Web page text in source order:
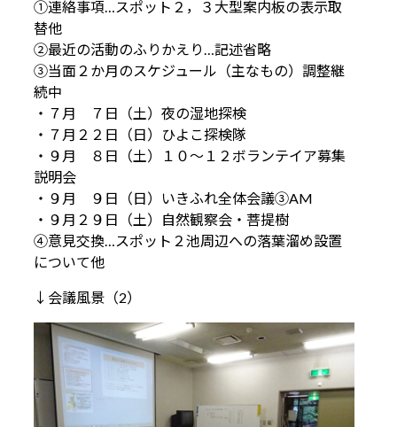
①連絡事項…スポット２，３大型案内板の表示取
替他
②最近の活動のふりかえり…記述省略
③当面２か月のスケジュール（主なもの）調整継
続中
・７月 ７日（土）夜の湿地探検
・７月２２日（日）ひよこ探検隊
・９月 ８日（土）１０～１２ボランテイア募集
説明会
・９月 ９日（日）いきふれ全体会議③AM
・９月２９日（土）自然観察会・菩提樹
④意見交換…スポット２池周辺への落葉溜め設置
について他
↓会議風景（2）